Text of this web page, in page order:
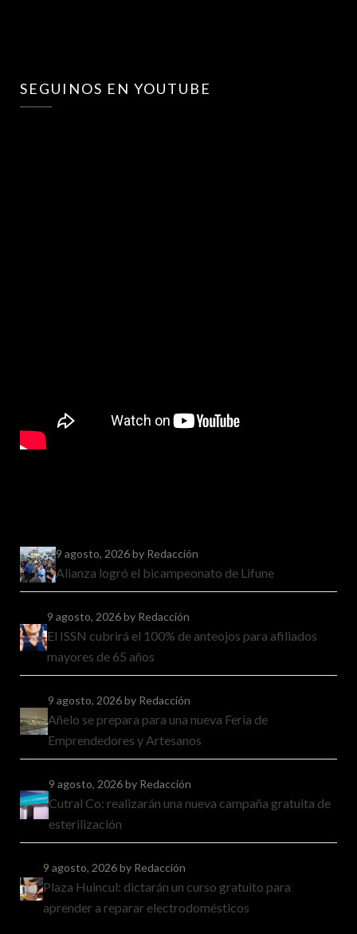
SEGUINOS EN YOUTUBE
9 agosto, 2026by Redacción
Alianza logró el bicampeonato de Lifune
9 agosto, 2026by Redacción
El ISSN cubrirá el 100% de anteojos para afiliados
mayores de 65 años
9 agosto, 2026by Redacción
Añelo se prepara para una nueva Feria de
Emprendedores y Artesanos
9 agosto, 2026by Redacción
Cutral Co: realizarán una nueva campaña gratuita de
esterilización
9 agosto, 2026by Redacción
Plaza Huincul: dictarán un curso gratuito para
aprender a reparar electrodomésticos